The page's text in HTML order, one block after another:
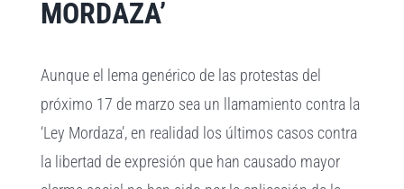
MORDAZA’
Aunque el lema genérico de las protestas del
próximo 17 de marzo sea un llamamiento contra la
‘Ley Mordaza’, en realidad los últimos casos contra
la libertad de expresión que han causado mayor